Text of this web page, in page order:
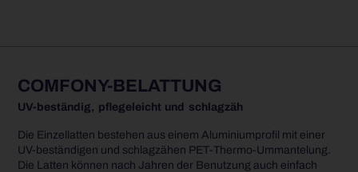
COMFONY-BELATTUNG
UV-beständig, pflegeleicht und schlagzäh
Die Einzellatten bestehen aus einem Aluminiumprofil mit einer
UV-beständigen und schlagzähen PET-Thermo-Ummantelung.
Die Latten können nach Jahren der Benutzung auch einfach